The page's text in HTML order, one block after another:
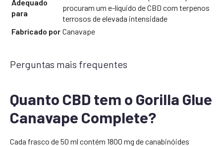
Adequado
para
procuram um e-líquido de CBD com terpenos
terrosos de elevada intensidade
Fabricado por Canavape
Perguntas mais frequentes
Quanto CBD tem o Gorilla Glue
Canavape Complete?
Cada frasco de 50 ml contém 1800 mg de canabinóides